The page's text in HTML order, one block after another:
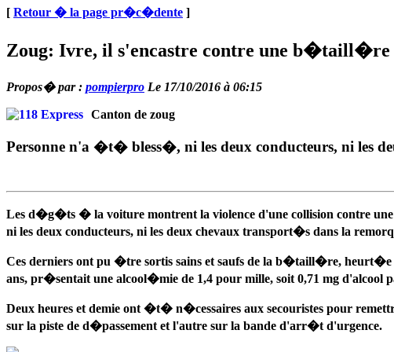
[ Retour � la page pr�c�dente ]
Zoug: Ivre, il s'encastre contre une b�taill�re
Propos� par : pompierpro Le 17/10/2016 à 06:15
Canton de zoug
Personne n'a �t� bless�, ni les deux conducteurs, ni les
Les d�g�ts � la voiture montrent la violence d'une collision contre
ni les deux conducteurs, ni les deux chevaux transport�s dans la
Ces derniers ont pu �tre sortis sains et saufs de la b�taill�re,
ans, pr�sentait une alcool�mie de 1,4 pour mille, soit 0,71 mg
Deux heures et demie ont �t� n�cessaires aux secouristes pour
sur la piste de d�passement et l'autre sur la bande d'arr�t d'urgence.